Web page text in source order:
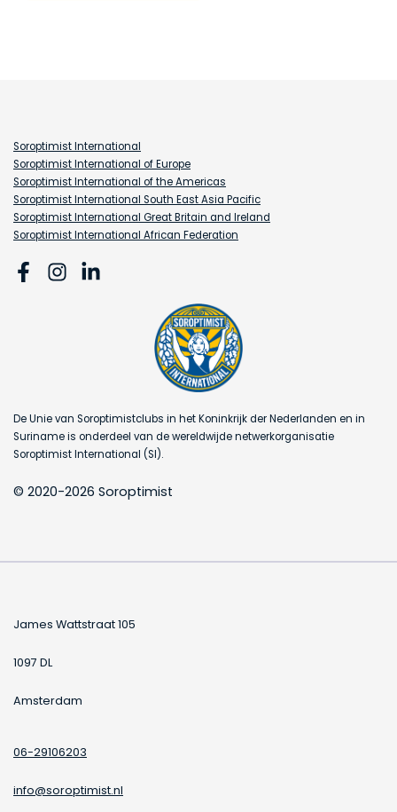
Soroptimist International
Soroptimist International of Europe
Soroptimist International of the Americas
Soroptimist International South East Asia Pacific
Soroptimist International Great Britain and Ireland
Soroptimist International African Federation
De Unie van Soroptimistclubs in het Koninkrijk der Nederlanden en in
Suriname is onderdeel van de wereldwijde netwerkorganisatie
Soroptimist International (SI).
© 2020-2026 Soroptimist
James Wattstraat 105
1097 DL
Amsterdam
06-29106203
info@soroptimist.nl